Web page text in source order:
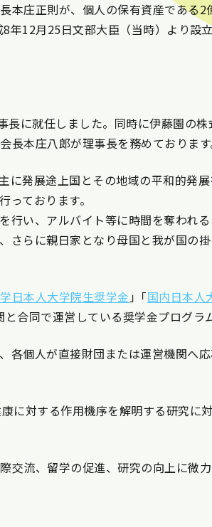
本庄正則が、個人の保有資産である2
年12月25日文部大臣（当時）より設
に就任しました。同時に伊藤園の
本庄八郎が理事長を務めております
発展途上国とその地域の平和的発
ております。
行い、アルバイト等に時間を奪われ
さらに親日家となり母国と我が国の
日本人大学院生奨学金 ｣「国内日本人
合同で運営している奨学金プログラ
各個人が直接財団または運営機関へ
に対する作用機序を解明する研究に
交流、留学の促進、研究の向上に微